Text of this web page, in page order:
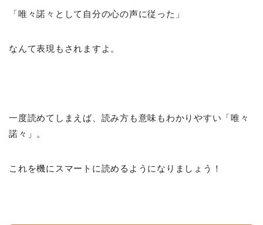
「唯々諾々として自分の心の声に従った」
なんて表現もされますよ。
一度読めてしまえば、読み方も意味もわかりやすい「唯々
諾々」。
これを機にスマートに読めるようになりましょう！